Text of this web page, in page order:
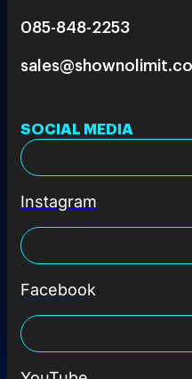
085-848-2253
SOCIAL MEDIA
Instagram
Facebook